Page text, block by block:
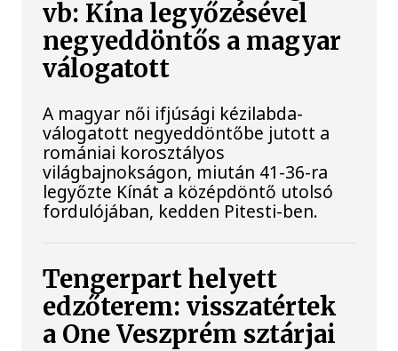
vb: Kína legyőzésével
negyeddöntős a magyar
válogatott
A magyar női ifjúsági kézilabda-
válogatott negyeddöntőbe jutott a
romániai korosztályos
világbajnokságon, miután 41-36-ra
legyőzte Kínát a középdöntő utolsó
fordulójában, kedden Pitesti-ben.
Tengerpart helyett
edzőterem: visszatértek
a One Veszprém sztárjai